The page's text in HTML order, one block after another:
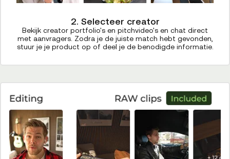
2. Selecteer creator
Bekijk creator portfolio's en pitchvideo's en chat direct
met aanvragers. Zodra je de juiste match hebt gevonden,
stuur je je product op of deel je de benodigde informatie.